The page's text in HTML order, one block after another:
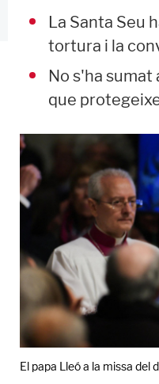
La Santa Seu
tortura i la
No s'ha sumat
que
El papa Lleó a la missa del